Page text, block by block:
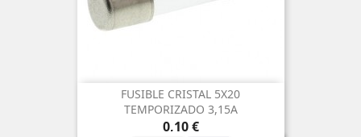
FUSIBLE CRISTAL 5X20
TEMPORIZADO 3,15A
Precio
0,10 €